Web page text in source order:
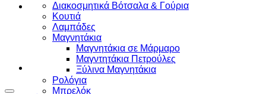
Διακοσμητικά Βότσαλα & Γούρια
Κουτιά
Λαμπάδες
Μαγνητάκια
Μαγνητάκια σε Μάρμαρο
Μαγντητάκια Πετρούλες
Ξύλινα Μαγνητάκια
Ρολόγια
Μπρελόκ